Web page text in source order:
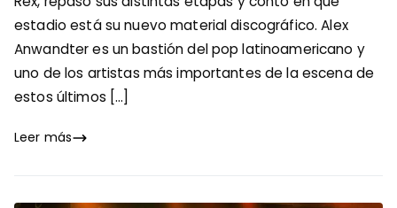
estadio está su nuevo material discográfico. Alex
Anwandter es un bastión del pop latinoamericano y
uno de los artistas más importantes de la escena de
estos últimos […]
Leer más